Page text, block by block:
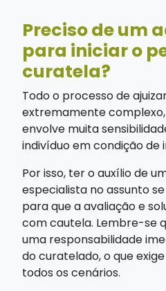
Preciso de um
para iniciar o
curatela?
Todo o processo de
extremamente
envolve muita
indivíduo em condição de
Por isso, ter o auxílio de
especialista no assunto
para que a avaliação e
com cautela. Lembre-se
uma responsabilidade
do curatelado, o que
todos os cenários.